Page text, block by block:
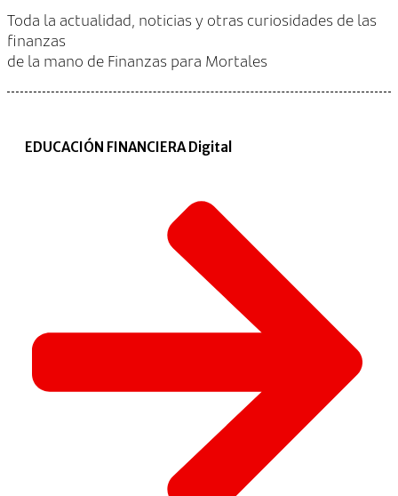
Toda la actualidad, noticias y otras curiosidades de las
finanzas
de la mano de Finanzas para Mortales
EDUCACIÓN FINANCIERA Digital